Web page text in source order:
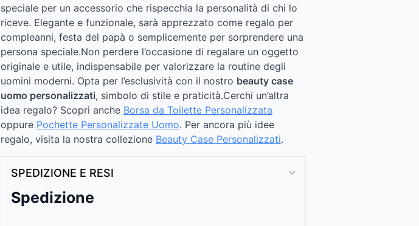
speciale per un accessorio che rispecchia la personalità di chi lo
riceve. Elegante e funzionale, sarà apprezzato come regalo per
compleanni, festa del papà o semplicemente per sorprendere una
persona speciale.Non perdere l’occasione di regalare un oggetto
originale e utile, indispensabile per valorizzare la routine degli
uomini moderni. Opta per l’esclusività con il nostro beauty case
uomo personalizzati, simbolo di stile e praticità.Cerchi un’altra
idea regalo? Scopri anche Borsa da Toilette Personalizzata
oppure Pochette Personalizzate Uomo​. Per ancora più idee
regalo, visita la nostra collezione Beauty Case Personalizzati.
SPEDIZIONE E RESI
Spedizione